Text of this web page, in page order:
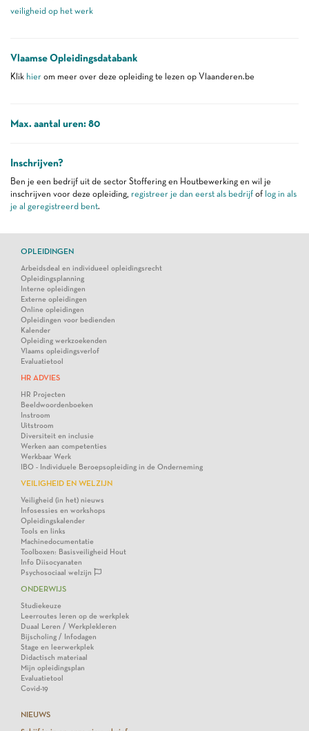
veiligheid op het werk
Vlaamse Opleidingsdatabank
Klik hier om meer over deze opleiding te lezen op Vlaanderen.be
Max. aantal uren: 80
Inschrijven?
Ben je een bedrijf uit de sector Stoffering en Houtbewerking en wil je
inschrijven voor deze opleiding, registreer je dan eerst als bedrijf of log in als
je al geregistreerd bent.
OPLEIDINGEN
Arbeidsdeal en individueel opleidingsrecht
Opleidingsplanning
Interne opleidingen
Externe opleidingen
Online opleidingen
Opleidingen voor bedienden
Kalender
Opleiding werkzoekenden
Vlaams opleidingsverlof
Evaluatietool
HR ADVIES
HR Projecten
Beeldwoordenboeken
Instroom
Uitstroom
Diversiteit en inclusie
Werken aan competenties
Werkbaar Werk
IBO - Individuele Beroepsopleiding in de Onderneming
VEILIGHEID EN WELZIJN
Veiligheid (in het) nieuws
Infosessies en workshops
Opleidingskalender
Tools en links
Machinedocumentatie
Toolboxen: Basisveiligheid Hout
Info Diisocyanaten
Psychosociaal welzijn
ONDERWIJS
Studiekeuze
Leerroutes leren op de werkplek
Duaal Leren / Werkplekleren
Bijscholing / Infodagen
Stage en leerwerkplek
Didactisch materiaal
Mijn opleidingsplan
Evaluatietool
Covid-19
NIEUWS